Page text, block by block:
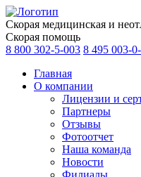
Скорая медицинская и
Скорая помощь
8 800 302-5-003 8 495 003-
Главная
О компании
Лицензии и
Партнеры
Отзывы
Фотоотчет
Наша команда
Новости
Филиалы